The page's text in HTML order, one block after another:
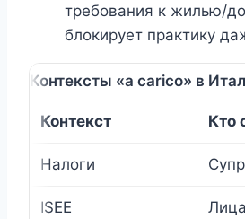
требования к жилью/
блокирует практику
Контексты «a carico» в
Контекст Кто
Налоги
ISEE